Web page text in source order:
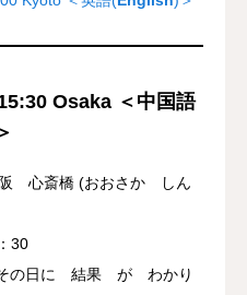
Osaka ＜中国語
斎橋 (おおさか しん
30
の日に 結果 が わかり